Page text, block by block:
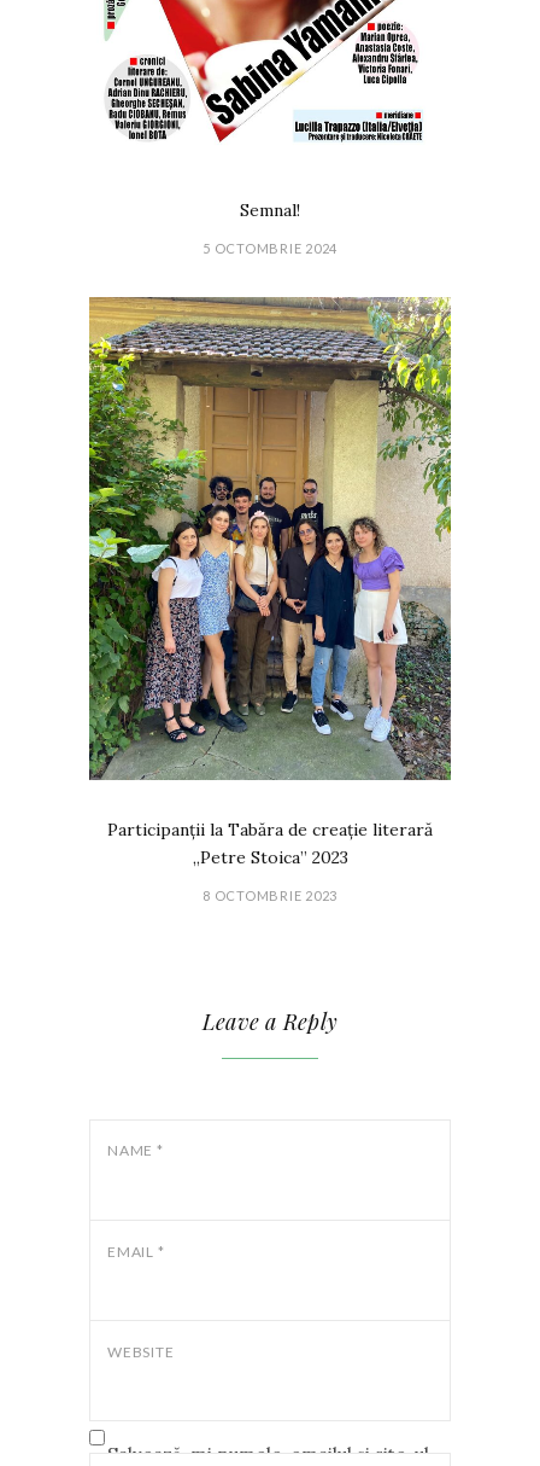
Semnal!
5 OCTOMBRIE 2024
Participanții la Tabăra de creație literară
„Petre Stoica” 2023
8 OCTOMBRIE 2023
Leave a Reply
NAME *
EMAIL *
WEBSITE
Salvează-mi numele, emailul și site-ul